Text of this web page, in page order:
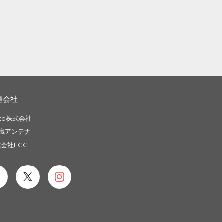
会社
株式会社
アンテナ
社EGG